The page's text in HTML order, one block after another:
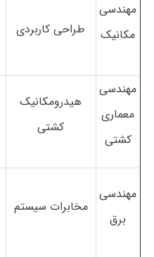
مهندسی
مکانیک
طراحی کاربردی
مهندسی
معماری
کشتی
هیدرومکانیک
کشتی
مهندسی
برق
مخابرات سیستم